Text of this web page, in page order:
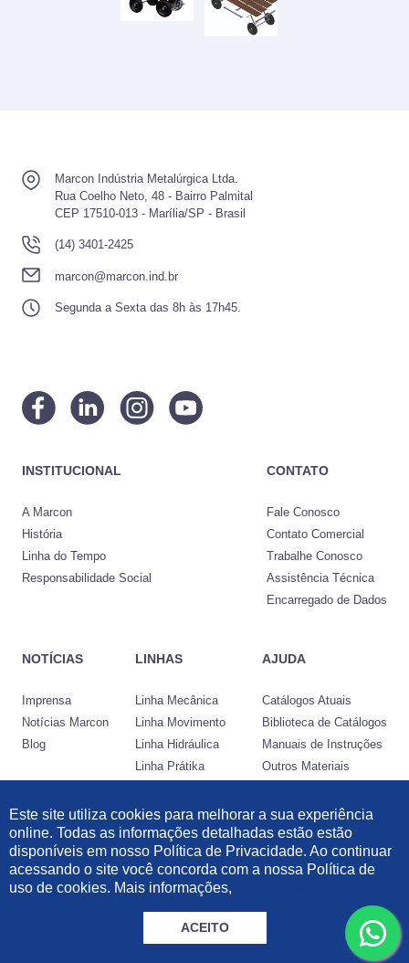
Marcon Indústria Metalúrgica Ltda.
Rua Coelho Neto, 48 - Bairro Palmital
CEP 17510-013 - Marília/SP - Brasil
(14) 3401-2425
marcon@marcon.ind.br
Segunda a Sexta das 8h às 17h45.
INSTITUCIONAL
A Marcon
História
Linha do Tempo
Responsabilidade Social
CONTATO
Fale Conosco
Contato Comercial
Trabalhe Conosco
Assistência Técnica
Encarregado de Dados
NOTÍCIAS
Imprensa
Notícias Marcon
Blog
LINHAS
Linha Mecânica
Linha Movimento
Linha Hidráulica
Linha Prátika
AJUDA
Catálogos Atuais
Biblioteca de Catálogos
Manuais de Instruções
Outros Materiais
Desenvolvido por:
Informações Legais Política de Privacidade
© 2021 Marcon Indústria Metalúrgica Ltda | 57.211.997/0001-46. Todos os
Este site utiliza cookies para melhorar a sua experiência
online. Todas as informações detalhadas estão estão
disponíveis em nosso Política de Privacidade. Ao continuar
acessando o site você concorda com a nossa Política de
uso de cookies. Mais informações,
ACEITO